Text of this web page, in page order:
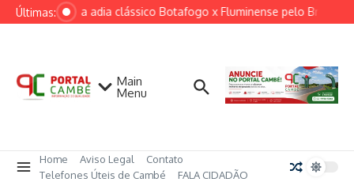
Ir para o conteúdo
Últimas:Ventania adia clássico Botafogo x Fluminense pelo
Main
Menu
Home Aviso Legal
Contato
Telefones Úteis de Cambé
FALA CIDADÃO